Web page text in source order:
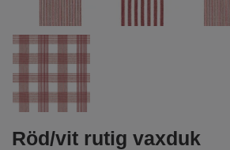
Röd/vit rutig vaxduk